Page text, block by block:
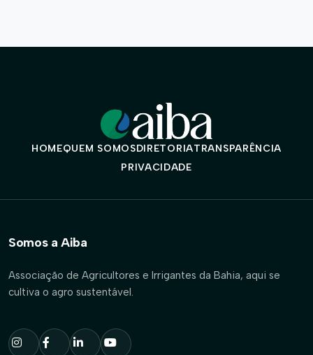
HOMEQUEM SOMOSDIRETORIATRANSPARÊNCIA
PRIVACIDADE
Somos a Aiba
Associação de Agricultores e Irrigantes da Bahia, aqui se
cultiva o agro sustentável.